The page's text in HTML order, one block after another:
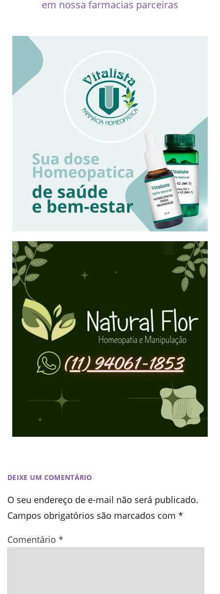
em nossa farmacias parceiras
DEIXE UM COMENTÁRIO
O seu endereço de e-mail não será publicado.
Campos obrigatórios são marcados com *
Comentário *